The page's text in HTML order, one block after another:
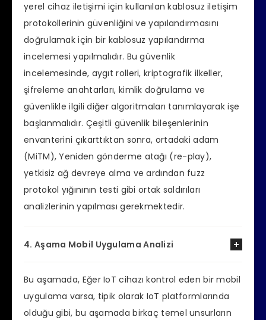
yerel cihaz iletişimi için kullanılan kablosuz iletişim
protokollerinin güvenliğini ve yapılandırmasını
doğrulamak için bir kablosuz yapılandırma
incelemesi yapılmalıdır. Bu güvenlik
incelemesinde, aygıt rolleri, kriptografik ilkeller,
şifreleme anahtarları, kimlik doğrulama ve
güvenlikle ilgili diğer algoritmaları tanımlayarak işe
başlanmalıdır. Çeşitli güvenlik bileşenlerinin
envanterini çıkarttıktan sonra, ortadaki adam
(MiTM), Yeniden gönderme atağı (re-play),
yetkisiz ağ devreye alma ve ardından fuzz
protokol yığınının testi gibi ortak saldırıları
analizlerinin yapılması gerekmektedir.
4. Aşama Mobil Uygulama Analizi
Bu aşamada, Eğer IoT cihazı kontrol eden bir mobil
uygulama varsa, tipik olarak IoT platformlarında
olduğu gibi, bu aşamada birkaç temel unsurların